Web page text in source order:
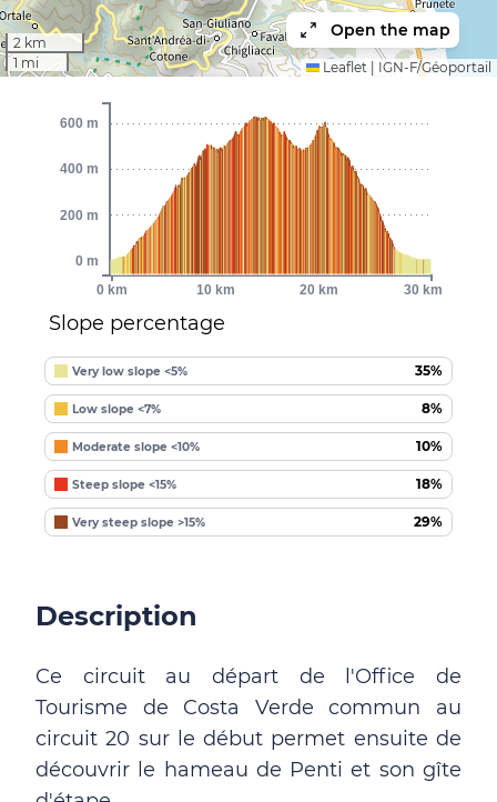
2 km
1 mi
Open the map
Leaflet IGN-F/Géoportail
Slope percentage
Very low slope <5% 35%
Low slope <7% 8%
Moderate slope <10% 10%
Steep slope <15% 18%
Very steep slope >15% 29%
0 km 10 km 20 km 30 km
0 m
200 m
400 m
600 m
Description
Ce circuit au départ de l'Office de
Tourisme de Costa Verde commun au
circuit 20 sur le début permet ensuite de
découvrir le hameau de Penti et son gîte